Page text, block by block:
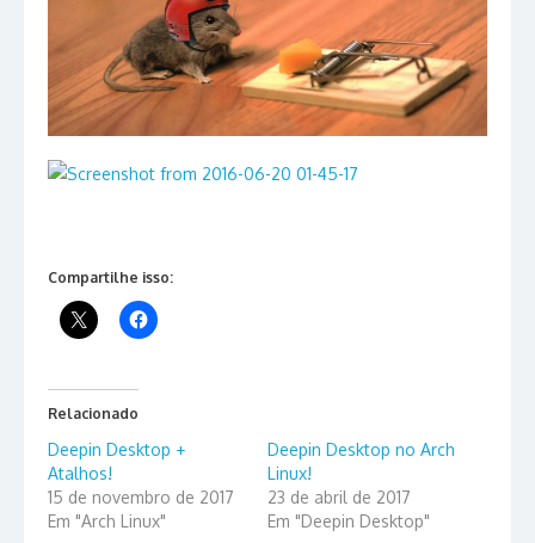
Compartilhe isso:
Relacionado
Deepin Desktop +
Atalhos!
15 de novembro de 2017
Em "Arch Linux"
Deepin Desktop no Arch
Linux!
23 de abril de 2017
Em "Deepin Desktop"